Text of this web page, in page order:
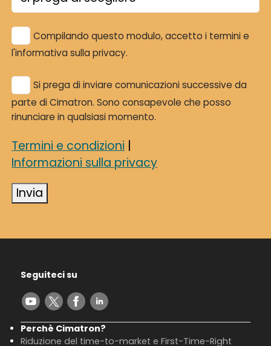
Compilando questo modulo, accetto i termini e
l'informativa sulla privacy.
Si prega di inviare comunicazioni successive da
parte di Cimatron. Sono consapevole che posso
rinunciare in qualsiasi momento.
Termini e condizioni |
Informazioni sulla privacy
Invia
Seguiteci su
Perchè Cimatron?
Riduzione del time-to-market e First-Time-Right